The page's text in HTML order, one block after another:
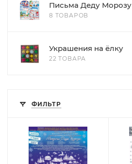
Письма Деду Морозу
8 ТОВАРОВ
Украшения на ёлку
22 ТОВАРА
ФИЛЬТР